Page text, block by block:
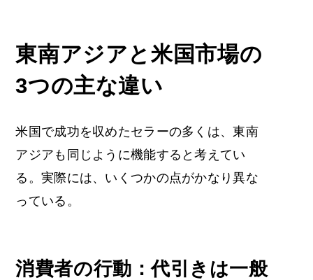
東南アジアと米国市場の
3つの主な違い
米国で成功を収めたセラーの多くは、東南
アジアも同じように機能すると考えてい
る。実際には、いくつかの点がかなり異な
っている。
消費者の行動：代引きは一般